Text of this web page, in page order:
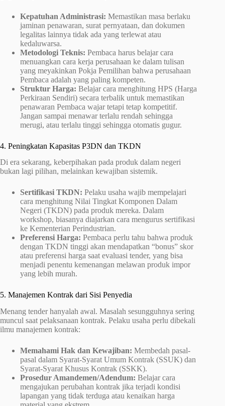
Kepatuhan Administrasi: Memastikan masa berlaku
jaminan penawaran, surat pernyataan, dan dokumen
legalitas lainnya tidak ada yang terlewat atau
kedaluwarsa.
Metodologi Teknis: Pembaca harus belajar cara
menuangkan cara kerja perusahaan ke dalam tulisan
yang meyakinkan Pokja Pemilihan bahwa perusahaan
Pembaca adalah yang paling kompeten.
Struktur Harga: Belajar cara menghitung HPS (Harga
Perkiraan Sendiri) secara terbalik untuk memastikan
penawaran Pembaca wajar tetapi tetap kompetitif.
Jangan sampai menawar terlalu rendah sehingga
merugi, atau terlalu tinggi sehingga otomatis gugur.
4. Peningkatan Kapasitas P3DN dan TKDN
Di era sekarang, keberpihakan pada produk dalam negeri
bukan lagi pilihan, melainkan kewajiban sistemik.
Sertifikasi TKDN: Pelaku usaha wajib mempelajari
cara menghitung Nilai Tingkat Komponen Dalam
Negeri (TKDN) pada produk mereka. Dalam
workshop, biasanya diajarkan cara mengurus sertifikasi
ke Kementerian Perindustrian.
Preferensi Harga: Pembaca perlu tahu bahwa produk
dengan TKDN tinggi akan mendapatkan “bonus” skor
atau preferensi harga saat evaluasi tender, yang bisa
menjadi penentu kemenangan melawan produk impor
yang lebih murah.
5. Manajemen Kontrak dari Sisi Penyedia
Menang tender hanyalah awal. Masalah sesungguhnya sering
muncul saat pelaksanaan kontrak. Pelaku usaha perlu dibekali
ilmu manajemen kontrak:
Memahami Hak dan Kewajiban: Membedah pasal-
pasal dalam Syarat-Syarat Umum Kontrak (SSUK) dan
Syarat-Syarat Khusus Kontrak (SSKK).
Prosedur Amandemen/Adendum: Belajar cara
mengajukan perubahan kontrak jika terjadi kondisi
lapangan yang tidak terduga atau kenaikan harga